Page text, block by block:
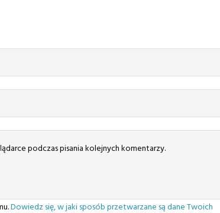
podczas pisania kolejnych komentarzy.
Dowiedz się, w jaki sposób przetwarzane są dane Twoich